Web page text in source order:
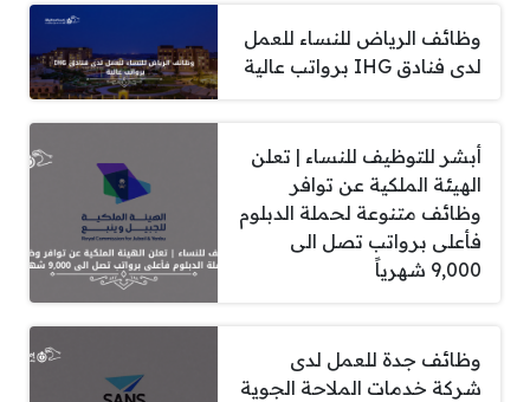
وظائف الرياض للنساء للعمل
لدى فنادق IHG برواتب عالية
أبشر للتوظيف للنساء | تعلن
الهيئة الملكية عن توافر
وظائف متنوعة لحملة الدبلوم
فأعلى برواتب تصل الى
9,000 شهرياً
وظائف جدة للعمل لدى
شركة خدمات الملاحة الجوية